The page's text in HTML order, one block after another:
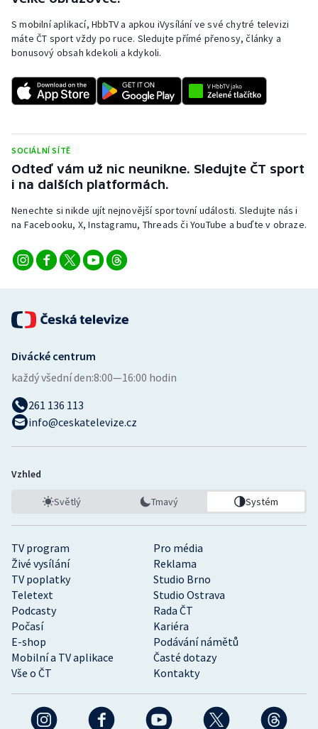
Short track
Stolní tenis
Triatlon
Veslování
Vodní slalom
Ostatní
S mobilní aplikací, HbbTV a apkou iVysílání ve své chytré televizi
máte ČT sport vždy po ruce. Sledujte přímé přenosy, články a
bonusový obsah kdekoli a kdykoli.
SOCIÁLNÍ SÍTĚ
Odteď vám už nic neunikne. Sledujte ČT sport
i na dalších platformách.
Nenechte si nikde ujít nejnovější sportovní události. Sledujte nás i
na Facebooku, X, Instagramu, Threads či YouTube a buďte v obraze.
TV program
Pro média
Živé vysílání
Reklama
TV poplatky
Studio Brno
Teletext
Studio Ostrava
Podcasty
Rada ČT
Počasí
Kariéra
E-shop
Podávání námětů
Mobilní a TV aplikace
Časté dotazy
Vše o ČT
Kontakty
Divácké centrum
každý všední den:8:00—16:00 hodin
261 136 113
info@ceskatelevize.cz
Vzhled
Světlý Tmavý Systém